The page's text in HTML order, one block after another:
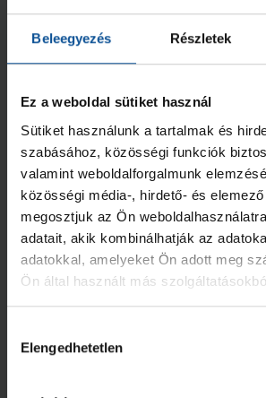
Beleegyezés Részletek
Ez a weboldal sütiket használ
Sütiket használunk a tartalmak és
szabásához, közösségi funkciók
valamint weboldalforgalmunk
közösségi média-, hirdető- és
megosztjuk az Ön
adatait, akik kombinálhatják az
adatokkal, amelyeket Ön adott meg
Ön által használt más
kiválasztása
Elengedhetetlen
Megnézem az összeset
Győzelem az edzőmeccsen!
További friss hírek